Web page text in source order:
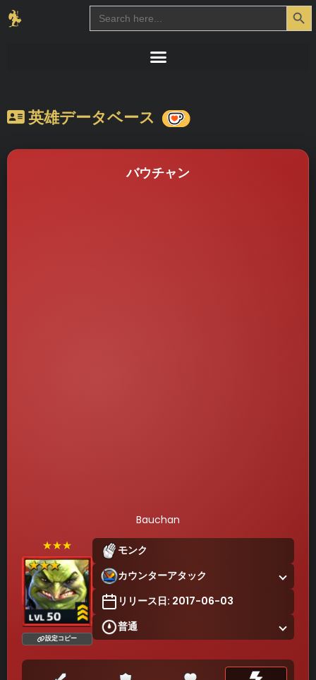
Search
for:
Search Button
英雄データベース
バウチャン
Bauchan
★★★
設定コピー
モンク
カウンターアタック
リリース日: 2017-06-03
普通